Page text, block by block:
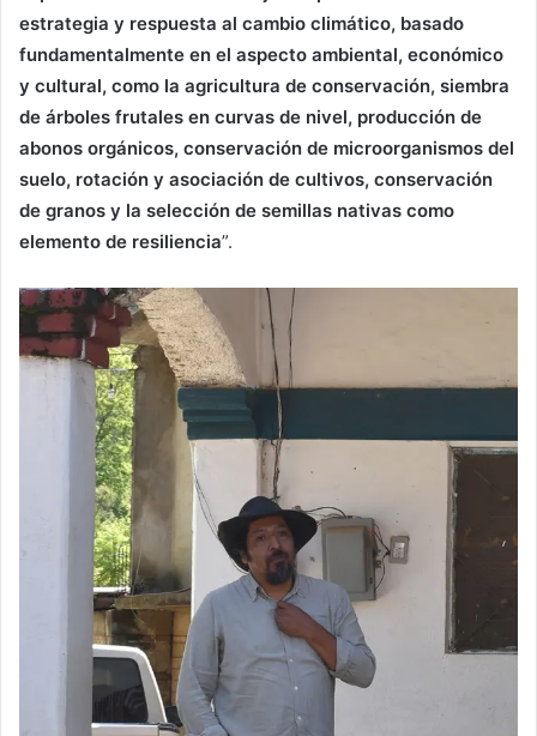
estrategia y respuesta al cambio climático, basado
fundamentalmente en el aspecto ambiental, económico
y cultural, como la agricultura de conservación, siembra
de árboles frutales en curvas de nivel, producción de
abonos orgánicos, conservación de microorganismos del
suelo, rotación y asociación de cultivos, conservación
de granos y la selección de semillas nativas como
elemento de resiliencia”.